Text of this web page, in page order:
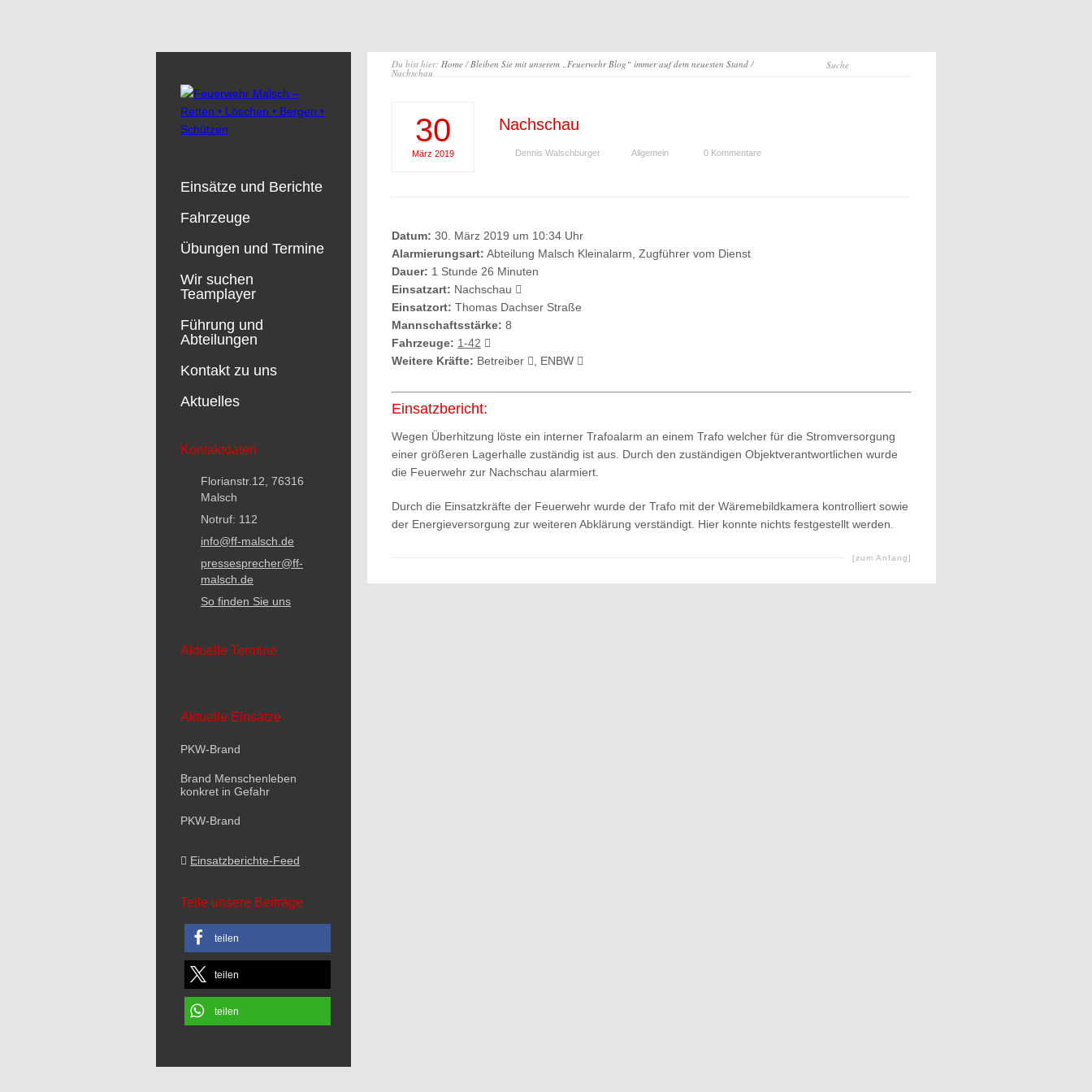
Du bist hier: Home/Bleiben Sie mit unserem „Feuerwehr Blog“ immer auf dem neuesten Stand/
Nachschau
30
März 2019
Nachschau
Dennis Walschburger Allgemein 0 Kommentare
Datum: 30. März 2019 um 10:34 Uhr
Alarmierungsart: Abteilung Malsch Kleinalarm, Zugführer vom Dienst
Dauer: 1 Stunde 26 Minuten
Einsatzart: Nachschau
Einsatzort: Thomas Dachser Straße
Mannschaftsstärke: 8
Fahrzeuge: 1-42
Weitere Kräfte: Betreiber , ENBW
Einsatzbericht:
Wegen Überhitzung löste ein interner Trafoalarm an einem Trafo welcher für die Stromversorgung
einer größeren Lagerhalle zuständig ist aus. Durch den zuständigen Objektverantwortlichen wurde
die Feuerwehr zur Nachschau alarmiert.
Durch die Einsatzkräfte der Feuerwehr wurde der Trafo mit der Wäremebildkamera kontrolliert sowie
der Energieversorgung zur weiteren Abklärung verständigt. Hier konnte nichts festgestellt werden.
[zum Anfang]
Einsätze und Berichte
Fahrzeuge
Übungen und Termine
Wir suchen
Teamplayer
Führung und
Abteilungen
Kontakt zu uns
Aktuelles
Kontaktdaten
Florianstr.12, 76316
Malsch
Notruf: 112
info@ff-malsch.de
pressesprecher@ff-
malsch.de
So finden Sie uns
Aktuelle Termine
Aktuelle Einsätze
PKW-Brand
Brand Menschenleben
konkret in Gefahr
PKW-Brand
Einsatzberichte-Feed
Teile unsere Beiträge
teilen
teilen
teilen